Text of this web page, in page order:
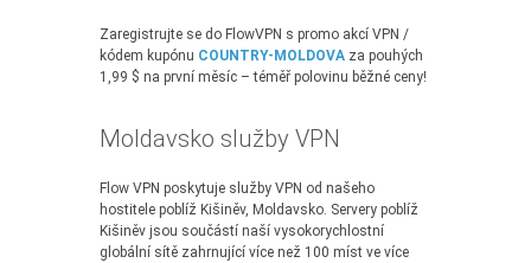
Zaregistrujte se do FlowVPN s promo akcí VPN /
kódem kupónu COUNTRY-MOLDOVA za pouhých
1,99 $ na první měsíc – téměř polovinu běžné ceny!
Moldavsko služby VPN
Flow VPN poskytuje služby VPN od našeho
hostitele poblíž Kišiněv, Moldavsko. Servery poblíž
Kišiněv jsou součástí naší vysokorychlostní
globální sítě zahrnující více než 100 míst ve více